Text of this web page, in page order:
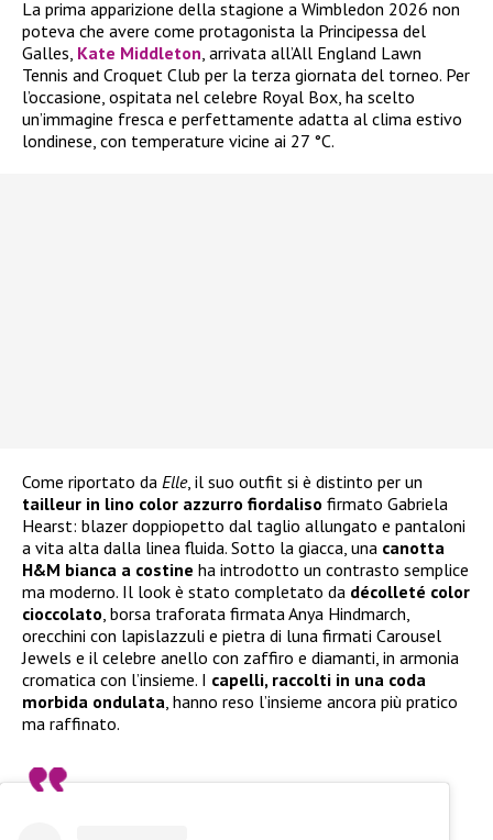
La prima apparizione della stagione a Wimbledon 2026 non
poteva che avere come protagonista la Principessa del
Galles, Kate Middleton, arrivata all’All England Lawn
Tennis and Croquet Club per la terza giornata del torneo. Per
l’occasione, ospitata nel celebre Royal Box, ha scelto
un’immagine fresca e perfettamente adatta al clima estivo
londinese, con temperature vicine ai 27 °C.
Come riportato da Elle, il suo outfit si è distinto per un
tailleur in lino color azzurro fiordaliso firmato Gabriela
Hearst: blazer doppiopetto dal taglio allungato e pantaloni
a vita alta dalla linea fluida. Sotto la giacca, una canotta
H&M bianca a costine ha introdotto un contrasto semplice
ma moderno. Il look è stato completato da décolleté color
cioccolato, borsa traforata firmata Anya Hindmarch,
orecchini con lapislazzuli e pietra di luna firmati Carousel
Jewels e il celebre anello con zaffiro e diamanti, in armonia
cromatica con l’insieme. I capelli, raccolti in una coda
morbida ondulata, hanno reso l’insieme ancora più pratico
ma raffinato.